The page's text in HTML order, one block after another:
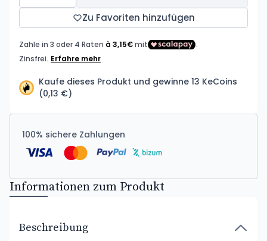
Zu Favoriten hinzufügen
Kaufe dieses Produkt und gewinne 13 KeCoins
(0,13 €)
100% sichere Zahlungen
Informationen zum Produkt
Beschreibung